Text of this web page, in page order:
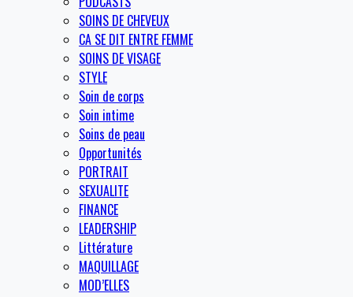
SOINS DE CHEVEUX
CA SE DIT ENTRE FEMME
SOINS DE VISAGE
STYLE
Soin de corps
Soin intime
Soins de peau
Opportunités
PORTRAIT
SEXUALITE
FINANCE
LEADERSHIP
Littérature
MAQUILLAGE
MOD’ELLES